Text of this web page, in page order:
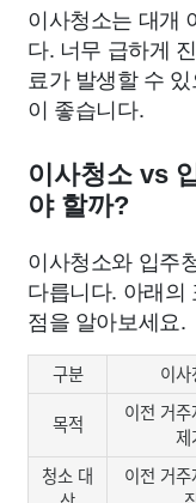
이사청소는 대개
다. 너무 급하게
료가 발생할 수
이 좋습니다.
이사청소 vs
야 할까?
이사청소와 입주
다릅니다. 아래의
점을 알아보세요.
구분 이사
목적
이전 거
제
청소 대
이전 거